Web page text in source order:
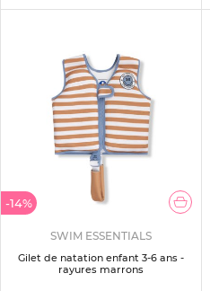
-14%
SWIM ESSENTIALS
Gilet de natation enfant 3-6 ans -
rayures marrons